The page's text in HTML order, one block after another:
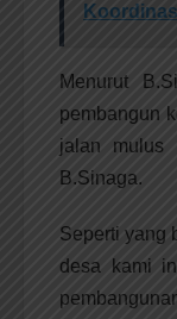
Menurut
pembangun
jalan mulus
B.Sinaga.
Seperti yang
desa kami